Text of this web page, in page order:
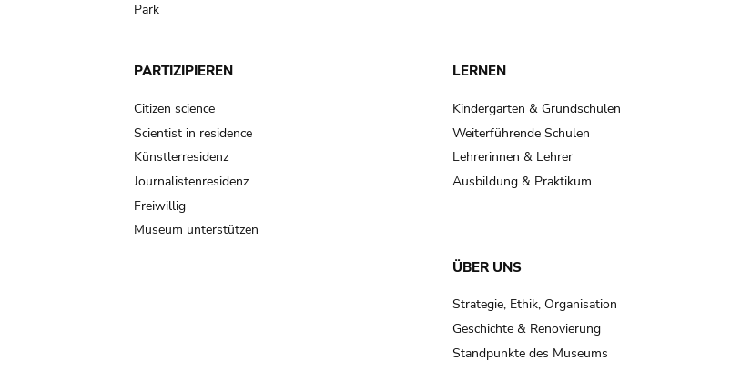
Park
PARTIZIPIEREN
Citizen science
Scientist in residence
Künstlerresidenz
Journalistenresidenz
Freiwillig
Museum unterstützen
LERNEN
Kindergarten & Grundschulen
Weiterführende Schulen
Lehrerinnen & Lehrer
Ausbildung & Praktikum
ÜBER UNS
Strategie, Ethik, Organisation
Geschichte & Renovierung
Standpunkte des Museums